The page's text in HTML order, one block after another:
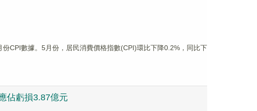
CPI數據。5月份，居民消費價格指數(CPI)環比下降0.2%，同比下
佔虧損3.87億元